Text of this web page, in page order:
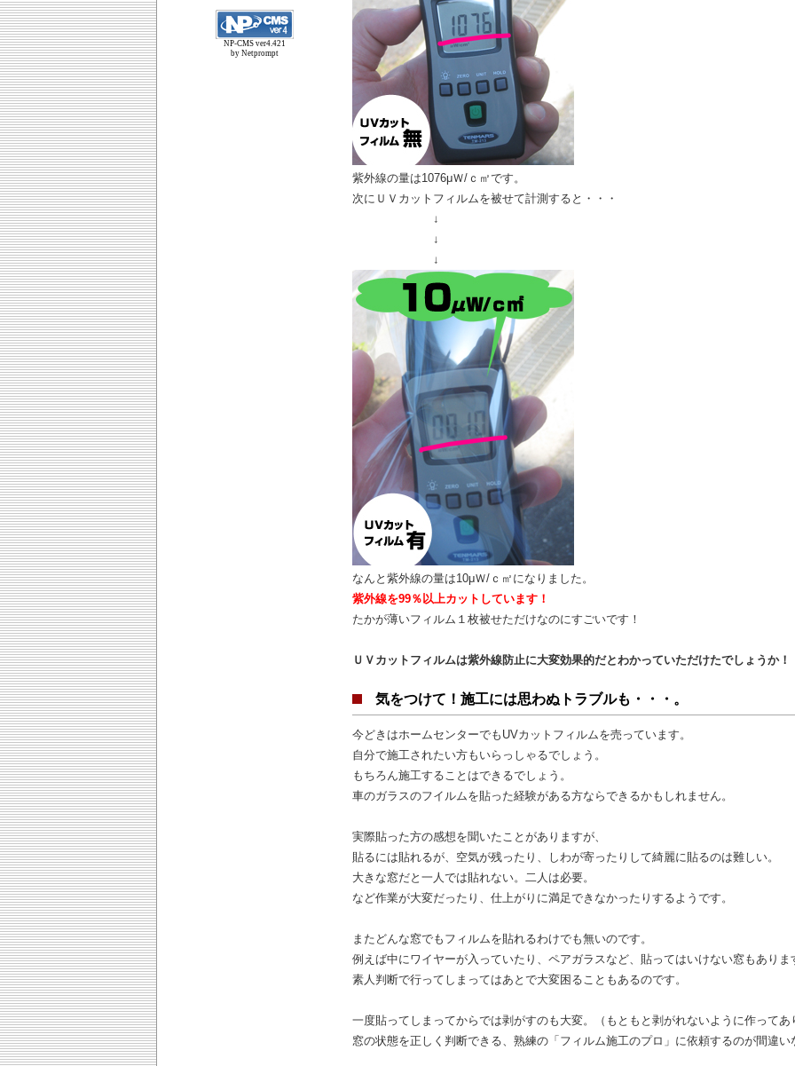
NP-CMS ver4.421
by Netprompt
紫外線の量は1076μＷ/ｃ㎡です。
次にＵＶカットフィルムを被せて計測すると・・・
↓
↓
↓
なんと紫外線の量は10μＷ/ｃ㎡になりました。
紫外線を99％以上カットしています！
たかが薄いフィルム１枚被せただけなのにすごいです！
ＵＶカットフィルムは紫外線防止に大変効果的だとわかっていただけたでしょうか！
気をつけて！施工には思わぬトラブルも・・・。
今どきはホームセンターでもUVカットフィルムを売っています。
自分で施工されたい方もいらっしゃるでしょう。
もちろん施工することはできるでしょう。
車のガラスのフイルムを貼った経験がある方ならできるかもしれません。
実際貼った方の感想を聞いたことがありますが、
貼るには貼れるが、空気が残ったり、しわが寄ったりして綺麗に貼るのは難しい。
大きな窓だと一人では貼れない。二人は必要。
など作業が大変だったり、仕上がりに満足できなかったりするようです。
またどんな窓でもフィルムを貼れるわけでも無いのです。
例えば中にワイヤーが入っていたり、ペアガラスなど、貼ってはいけない窓もありま
素人判断で行ってしまってはあとで大変困ることもあるのです。
一度貼ってしまってからでは剥がすのも大変。（もともと剥がれないように作ってあ
窓の状態を正しく判断できる、熟練の「フィルム施工のプロ」に依頼するのが間違い